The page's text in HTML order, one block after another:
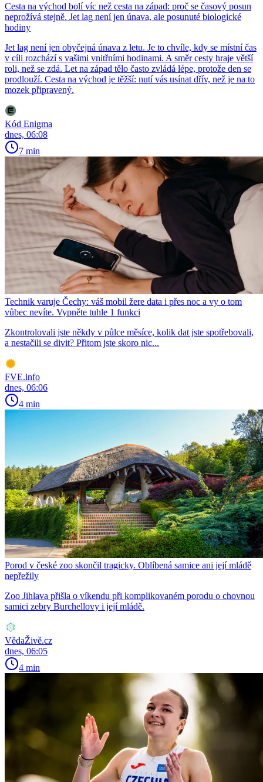
Cesta na východ bolí víc než cesta na západ: proč se časový posun
neprožívá stejně. Jet lag není jen únava, ale posunuté biologické
hodiny
Jet lag není jen obyčejná únava z letu. Je to chvíle, kdy se místní čas
v cíli rozchází s vašimi vnitřními hodinami. A směr cesty hraje větší
roli, než se zdá. Let na západ tělo často zvládá lépe, protože den se
prodlouží. Cesta na východ je těžší: nutí vás usínat dřív, než je na to
mozek připravený.
Kód Enigma
dnes, 06:08
7 min
Technik varuje Čechy: váš mobil žere data i přes noc a vy o tom
vůbec nevíte. Vypněte tuhle 1 funkci
Zkontrolovali jste někdy v půlce měsíce, kolik dat jste spotřebovali,
a nestačili se divit? Přitom jste skoro nic...
FVE.info
dnes, 06:06
4 min
Porod v české zoo skončil tragicky. Oblíbená samice ani její mládě
nepřežily
Zoo Jihlava přišla o víkendu při komplikovaném porodu o chovnou
samici zebry Burchellovy i její mládě.
VědaŽivě.cz
dnes, 06:05
4 min